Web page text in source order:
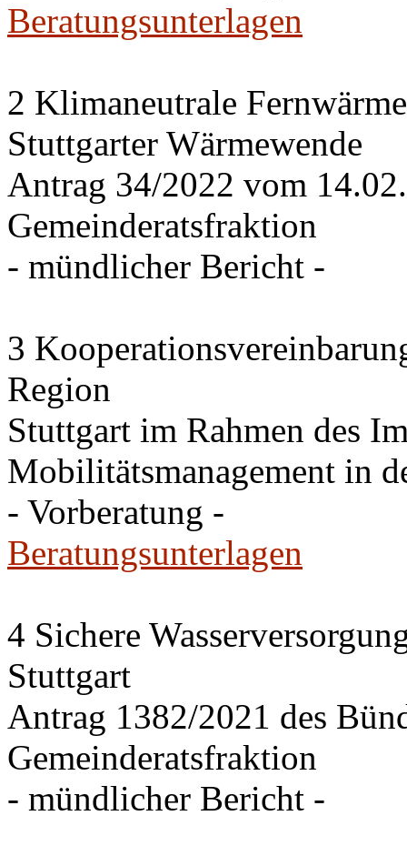
Beratungsunterlagen
2 Klimaneutrale
Stuttgarter Wärmewende
Antrag 34/2022 vom
Gemeinderatsfraktion
- mündlicher Bericht -
3
Region
Stuttgart im Rahmen des
Mobilitätsmanagement in
- Vorberatung -
Beratungsunterlagen
4 Sichere
Stuttgart
Antrag 1382/2021 des
Gemeinderatsfraktion
- mündlicher Bericht -